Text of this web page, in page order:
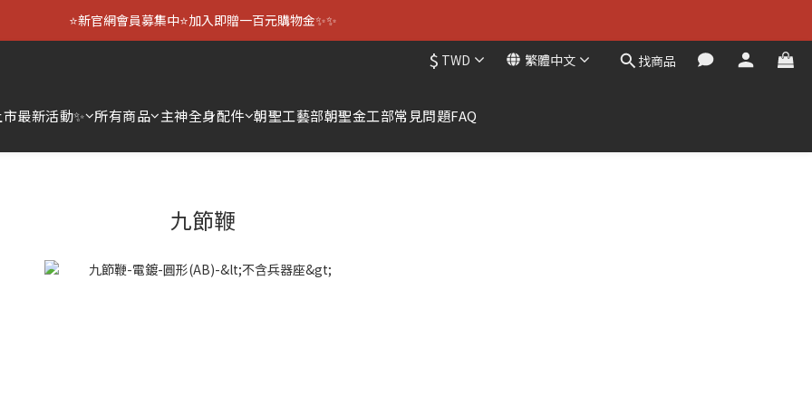
⭐新官網會員募集中⭐加入即贈一百元購物金✨✨
$ TWD 繁體中文 找商品
最新活動✨ 所有商品 主神全身配件 朝聖工藝部朝聖金工部常見問題FAQ
九節鞭